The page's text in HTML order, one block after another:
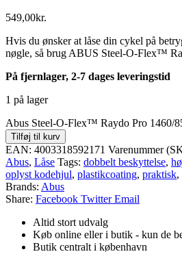
549,00kr.
Hvis du ønsker at låse din cykel på
nøgle, så brug ABUS Steel-O-Flex™
På fjernlager, 2-7 dages leveringstid
1 på lager
Abus Steel-O-Flex™ Raydo Pro 1460/
Tilføj til kurv
EAN: 4003318592171 Varenummer
Abus, Låse Tags: dobbelt beskyttelse,
oplyst kodehjul, plastikcoating, praktisk,
Brands: Abus
Share: Facebook Twitter Email
Altid stort udvalg
Køb online eller i butik - kun de
Butik centralt i københavn